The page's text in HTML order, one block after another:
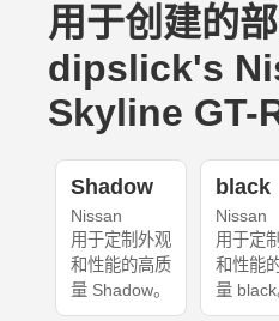
用于创建的
dipslick's
Skyline GT-
Shadow
Nissan
用于定制外观
和性能的高质
量 Shadow。
black
Nissan
用于定
和性能
量 black